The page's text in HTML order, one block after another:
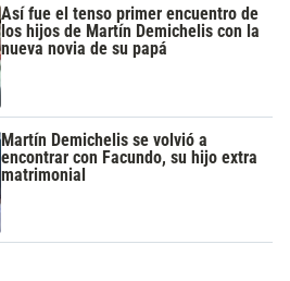
Así fue el tenso primer encuentro de
los hijos de Martín Demichelis con la
nueva novia de su papá
Martín Demichelis se volvió a
encontrar con Facundo, su hijo extra
matrimonial